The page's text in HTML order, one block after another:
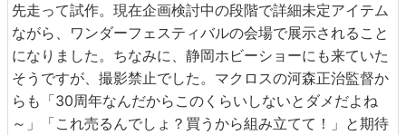
先走って試作。現在企画検討中の段階で詳細未定アイテム
ながら、ワンダーフェスティバルの会場で展示されること
になりました。ちなみに、静岡ホビーショーにも来ていた
そうですが、撮影禁止でした。マクロスの河森正治監督か
らも「30周年なんだからこのくらいしないとダメだよね
～」「これ売るんでしょ？買うから組み立てて！」と期待